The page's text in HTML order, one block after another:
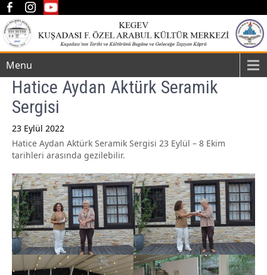
Menu
Hatice Aydan Aktürk Seramik
Sergisi
23 Eylül 2022
Hatice Aydan Aktürk Seramik Sergisi 23 Eylül – 8 Ekim
tarihleri arasında gezilebilir.
Post